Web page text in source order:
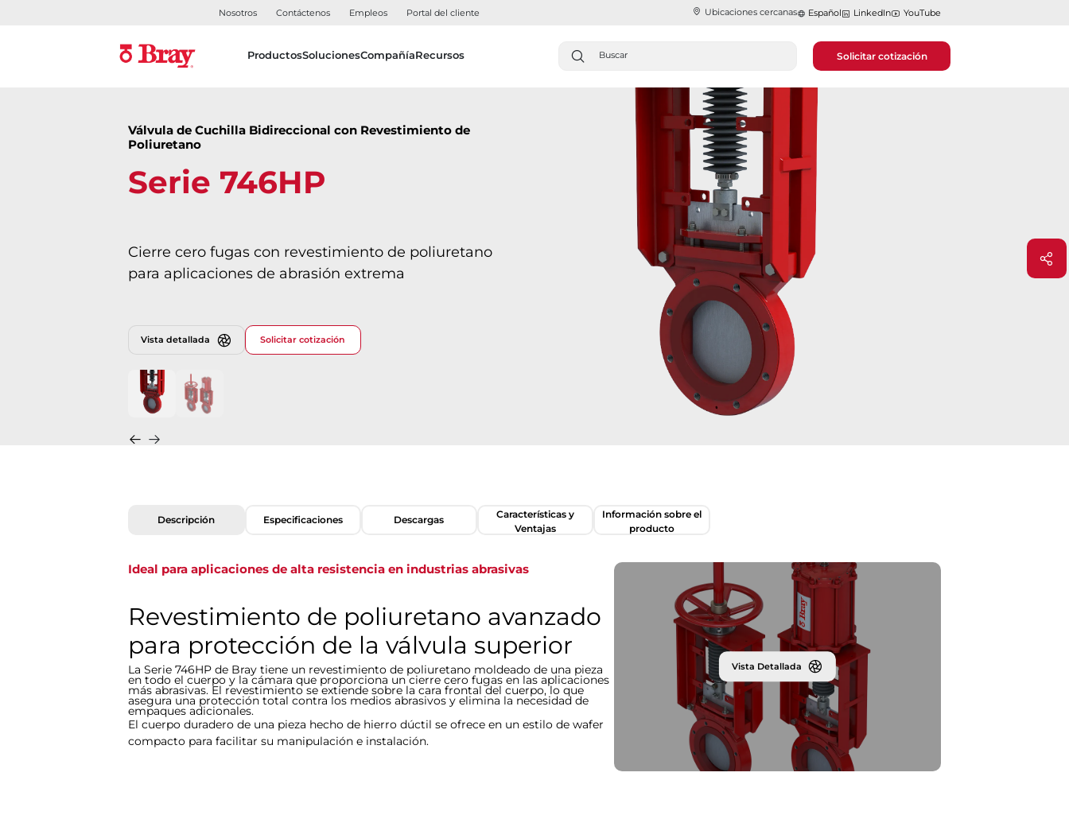
Nosotros Contáctenos Empleos Portal del cliente Ubicaciones cercanas Español LinkedIn YouTube
ProductosSolucionesCompañíaRecursos Solicitar cotización
Válvula de Cuchilla Bidireccional con Revestimiento de
Poliuretano
Serie 746HP
Cierre cero fugas con revestimiento de poliuretano
para aplicaciones de abrasión extrema
Vista detallada Solicitar cotización
Descripción Especificaciones Descargas
Características y
Ventajas
Información sobre el
producto
Ideal para aplicaciones de alta resistencia en industrias abrasivas
Revestimiento de poliuretano avanzado
para protección de la válvula superior
La Serie 746HP de Bray tiene un revestimiento de poliuretano moldeado de una pieza
en todo el cuerpo y la cámara que proporciona un cierre cero fugas en las aplicaciones
más abrasivas. El revestimiento se extiende sobre la cara frontal del cuerpo, lo que
asegura una protección total contra los medios abrasivos y elimina la necesidad de
empaques adicionales.
El cuerpo duradero de una pieza hecho de hierro dúctil se ofrece en un estilo de wafer
compacto para facilitar su manipulación e instalación.
Vista Detallada